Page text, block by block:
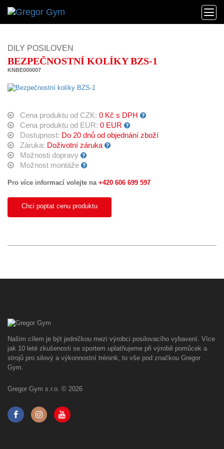
DILY POSILOVEN
BEZPEČNOSTNÍ KOLÍKY BZS-1
KNBE000007
Cena produktu od CZK: 0 Kč s DPH
Cena produktu od EUR: 0 EUR
Dostupnost: Do 20 dnů od objednání zboží
Záruka: Doživotní záruka
Možnosti dopravy
Možnost montáže
Pro více informací volejte na +420 606 699 597
Chci poptat cenu produktu
Našim cílem je být jedničkou mezi výrobci posilovacího vybavení. Více
jak 10 leté zkušenosti se sportem uplatňujeme při výrobě pomůcek a
strojů pro silový a výkonnostní trénink, to vše pod značkou Gregor
Gym.
Gregor Gym s.r.o. © 2026